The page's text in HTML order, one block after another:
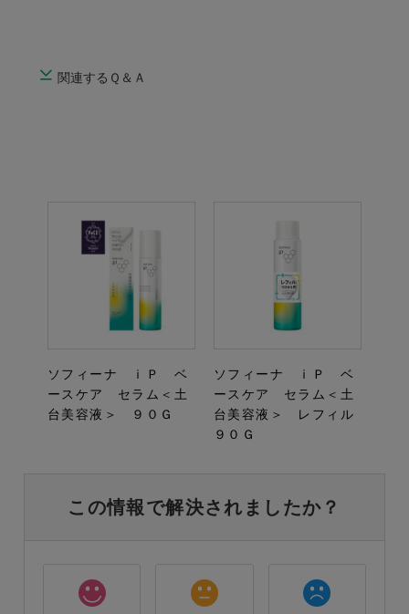
関連するＱ＆Ａ
ソフィーナ ｉＰ ベ
ースケア セラム＜土
台美容液＞ ９０Ｇ
ソフィーナ ｉＰ ベ
ースケア セラム＜土
台美容液＞ レフィル
９０Ｇ
この情報で解決されましたか？